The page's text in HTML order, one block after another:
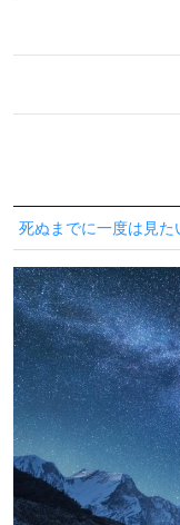
死ぬまでに一度は見